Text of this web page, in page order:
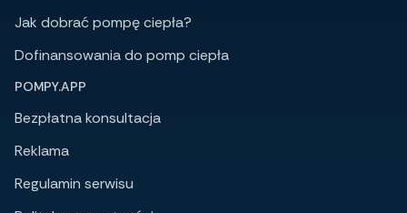
Jak dobrać pompę ciepła?
Dofinansowania do pomp ciepła
POMPY.APP
Bezpłatna konsultacja
Reklama
Regulamin serwisu